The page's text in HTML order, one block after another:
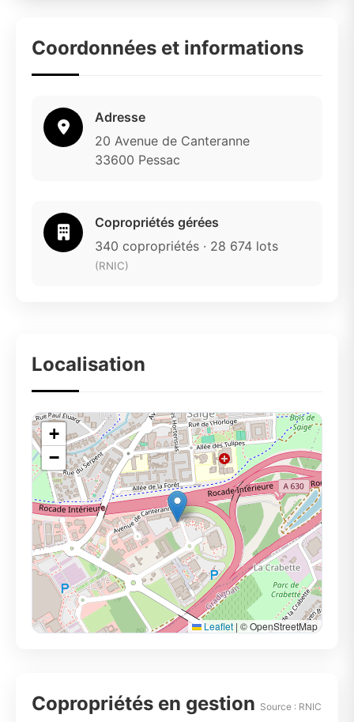
Coordonnées et informations
Adresse
20 Avenue de Canteranne
33600 Pessac
Copropriétés gérées
340 copropriétés · 28 674 lots
(RNIC)
Localisation
+
−
Leaflet | © OpenStreetMap
Copropriétés en gestion Source : RNIC